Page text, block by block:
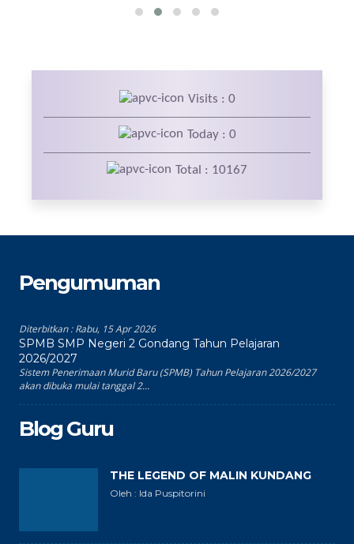
Visits : 0
Today : 0
Total : 10167
Pengumuman
Diterbitkan :Rabu, 15 Apr 2026
SPMB SMP Negeri 2 Gondang Tahun Pelajaran
2026/2027
Sistem Penerimaan Murid Baru (SPMB) Tahun Pelajaran 2026/2027
akan dibuka mulai tanggal 2...
Blog Guru
THE LEGEND OF MALIN KUNDANG
Oleh : Ida Puspitorini